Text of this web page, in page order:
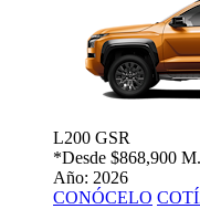
L200 GSR
*Desde $868,900
Año: 2026
CONÓCELO